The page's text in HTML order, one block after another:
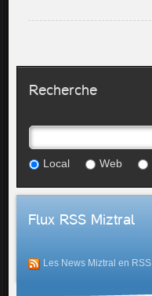
Recherche
Local Web
Flux RSS Miztral
Les News Miztral en RSS